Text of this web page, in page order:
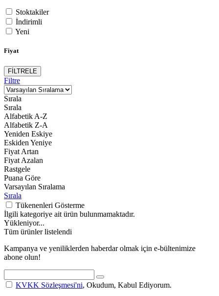
Stoktakiler
İndirimli
Yeni
Fiyat
FİLTRELE
Filtre
Sırala
Sırala
Alfabetik A-Z
Alfabetik Z-A
Yeniden Eskiye
Eskiden Yeniye
Fiyat Artan
Fiyat Azalan
Rastgele
Puana Göre
Varsayılan Sıralama
Sırala
Tükenenleri Gösterme
İlgili kategoriye ait ürün bulunmamaktadır.
Yükleniyor...
Tüm ürünler listelendi
Kampanya ve yeniliklerden haberdar olmak için e-bültenimize
abone olun!
KVKK Sözleşmesi'ni, Okudum, Kabul Ediyorum.